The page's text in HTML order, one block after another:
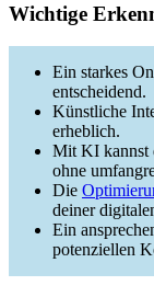
Wichtige
Ein starkes
entscheidend.
Künstliche
erheblich.
Mit KI kannst
ohne
Die
deiner
Ein
potenziellen